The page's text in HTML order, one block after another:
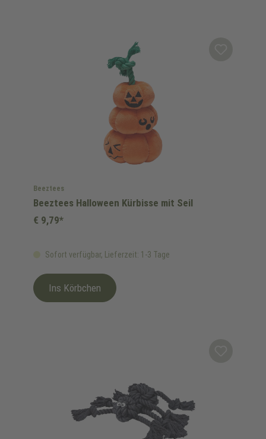
Beeztees
Beeztees Halloween Kürbisse mit Seil
Sofort verfügbar, Lieferzeit: 1-3 Tage
€ 9,79*
Ins Körbchen